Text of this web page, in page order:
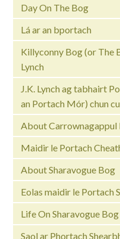
Day On The Bog
Lá ar an bportach
Killyconny Bog (or The
Lynch
J.K. Lynch ag tabhairt
an Portach Mór) chun
About Carrownagappul
Maidir le Portach
About Sharavogue Bog
Eolas maidir le Portach
Life On Sharavogue Bog
Saol ar Phortach